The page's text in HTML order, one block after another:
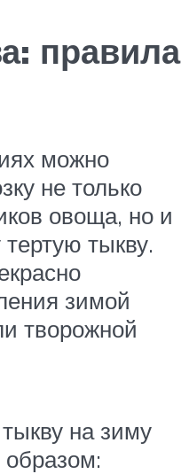
правила
можно
не только
овоща, но и
тыкву.
зимой
творожной
на зиму